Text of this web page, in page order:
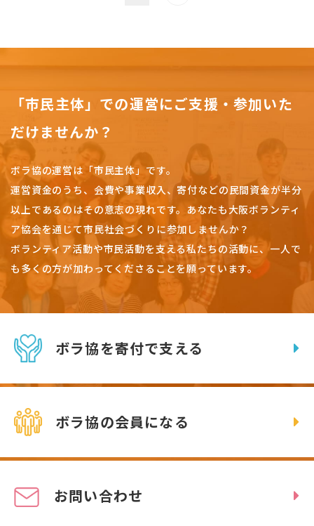
「市民主体」での運営にご支援・参加いた
だけませんか？
ボラ協の運営は「市民主体」です。
運営資金のうち、会費や事業収入、寄付などの民間資金が半分
以上であるのはその意志の現れです。 あなたも大阪ボランティ
ア協会を通じて市民社会づくりに参加しませんか？
ボランティア活動や市民活動を支える私たちの活動に、一人で
も多くの方が加わってくださることを願っています。
ボラ協を寄付で支える
ボラ協の会員になる
お問い合わせ